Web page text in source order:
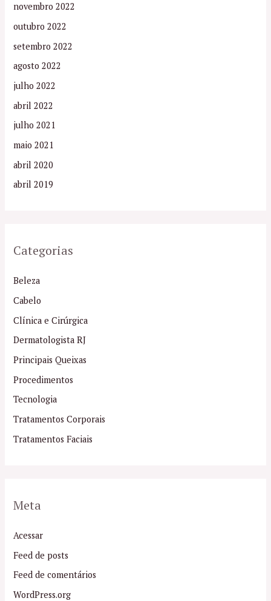
novembro 2022
outubro 2022
setembro 2022
agosto 2022
julho 2022
abril 2022
julho 2021
maio 2021
abril 2020
abril 2019
Categorias
Beleza
Cabelo
Clínica e Cirúrgica
Dermatologista RJ
Principais Queixas
Procedimentos
Tecnologia
Tratamentos Corporais
Tratamentos Faciais
Meta
Acessar
Feed de posts
Feed de comentários
WordPress.org